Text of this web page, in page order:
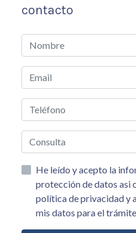
contacto
He leído y acepto la información básica sobre
protección de datos asi como el aviso legal y la
política de privacidad y acepto el tratamiento de
mis datos para el